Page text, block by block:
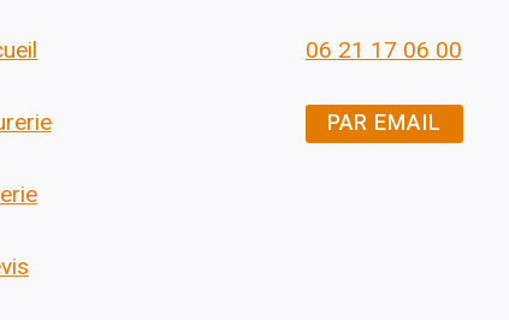
06 21 17 06 00
PAR EMAIL